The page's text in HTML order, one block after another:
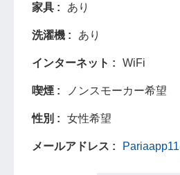
家具 あり
洗濯機 あり
インターネット WiFi
喫煙 ノンスモーカー希望
性別 女性希望
メールアドレス